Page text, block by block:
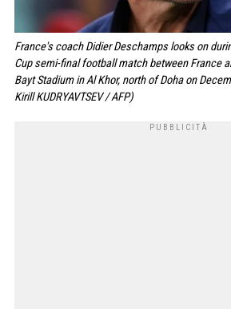
France's coach Didier Deschamps looks on
Cup semi-final football match between France
Bayt Stadium in Al Khor, north of Doha on
Kirill KUDRYAVTSEV / AFP)